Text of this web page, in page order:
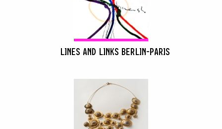
LINES AND LINKS BERLIN-PARIS